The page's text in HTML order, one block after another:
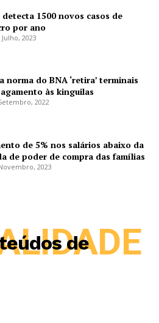
detecta 1500 novos casos de
por ano
2023
norma do BNA ‘retira’ terminais
às kinguilas
2022
de 5% nos salários abaixo da
de poder de compra das famílias
2023
de